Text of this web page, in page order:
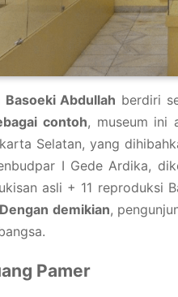
Basoeki Abdullah berdiri
contoh, museum ini
Selatan, yang
I Gede Ardika,
asli + 11 reproduksi
Dengan demikian,
Pamer